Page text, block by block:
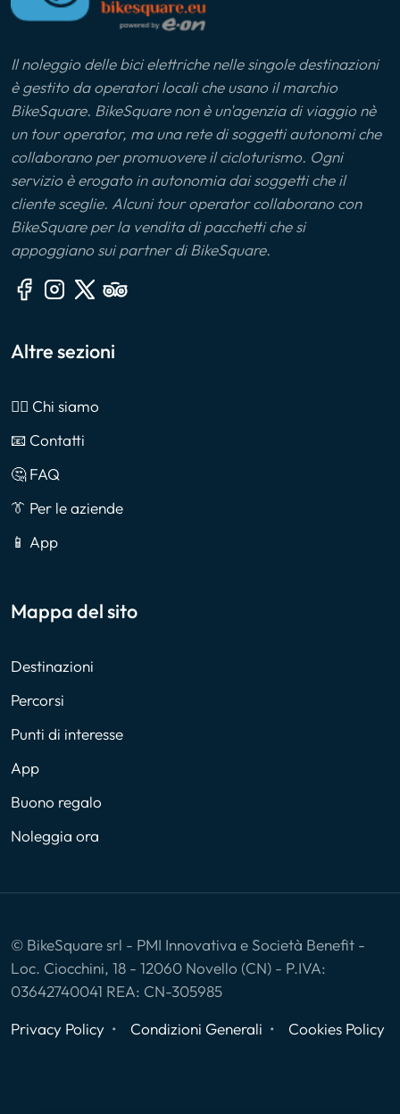
Il noleggio delle bici elettriche nelle singole destinazioni
è gestito da operatori locali che usano il marchio
BikeSquare. BikeSquare non è un'agenzia di viaggio nè
un tour operator, ma una rete di soggetti autonomi che
collaborano per promuovere il cicloturismo. Ogni
servizio è erogato in autonomia dai soggetti che il
cliente sceglie. Alcuni tour operator collaborano con
BikeSquare per la vendita di pacchetti che si
appoggiano sui partner di BikeSquare.
Altre sezioni
🙎‍♂️ Chi siamo
📧 Contatti
🤔 FAQ
👔 Per le aziende
📱 App
Mappa del sito
Destinazioni
Percorsi
Punti di interesse
App
Buono regalo
Noleggia ora
© BikeSquare srl - PMI Innovativa e Società Benefit -
Loc. Ciocchini, 18 - 12060 Novello (CN) - P.IVA:
03642740041 REA: CN-305985
Privacy Policy
Condizioni Generali Cookies Policy